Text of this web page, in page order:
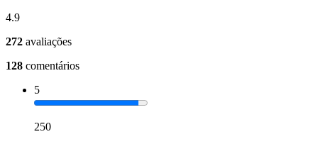
4.9
272 avaliações
128 comentários
5
250